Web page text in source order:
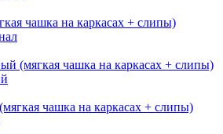
чашка на каркасах + слипы)
чашка на каркасах + слипы)